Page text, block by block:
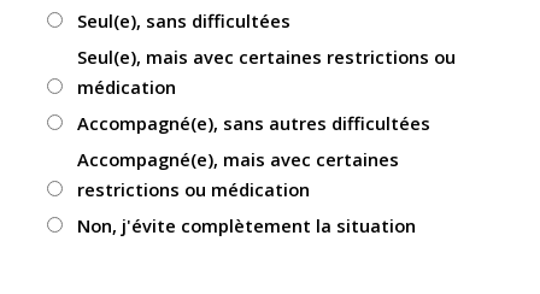
Seul(e), sans difficultées
Seul(e), mais avec certaines restrictions ou
médication
Accompagné(e), sans autres difficultées
Accompagné(e), mais avec certaines
restrictions ou médication
Non, j'évite complètement la situation